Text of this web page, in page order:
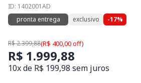
ID: 1402001AD
pronta entrega
exclusivo -17%
R$ 2.399,88(R$ 400,00 off)
R$ 1.999,88
10x de R$ 199,98 sem juros